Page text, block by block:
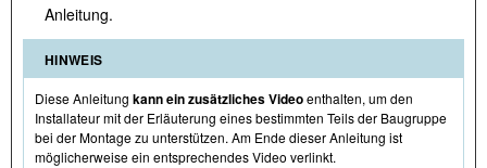
Anleitung.
HINWEIS
Diese Anleitung kann ein zusätzliches Videoenthalten, um den
Installateur mit der Erläuterung eines bestimmten Teils der Baugruppe
bei der Montage zu unterstützen. Am Ende dieser Anleitung ist
möglicherweise ein entsprechendes Video verlinkt.